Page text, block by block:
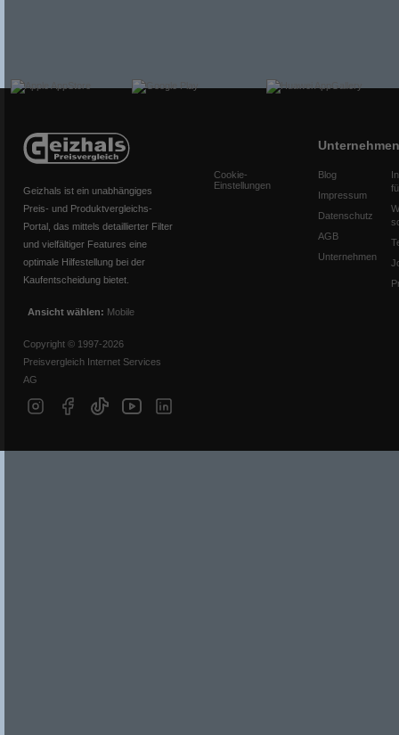
Geizhals ist ein unabhängiges
Preis- und Produktvergleichs-
Portal, das mittels detaillierter Filter
und vielfältiger Features eine
optimale Hilfestellung bei der
Kaufentscheidung bietet.
Ansicht wählen: Mobile
Copyright © 1997-2026
Preisvergleich Internet Services
AG
Cookie-
Einstellungen
Unternehmen
Blog
Impressum
Datenschutz
AGB
Unternehmen